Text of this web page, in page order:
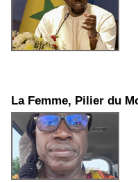
La Femme, Pilier du